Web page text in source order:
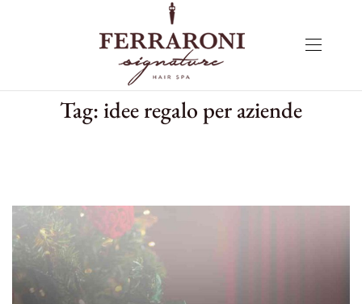
Tag:idee regalo per aziende